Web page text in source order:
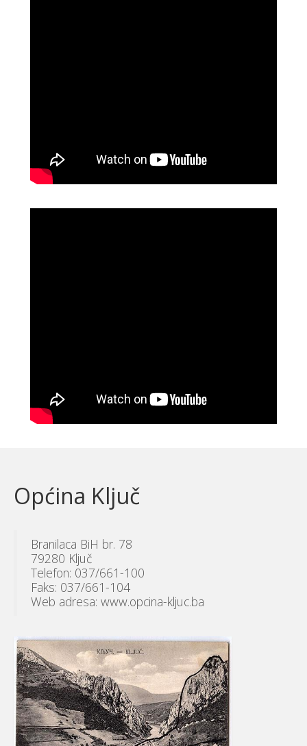
Općina Ključ
Branilaca BiH br. 78
79280 Ključ
Telefon: 037/661-100
Faks: 037/661-104
Web adresa: www.opcina-kljuc.ba